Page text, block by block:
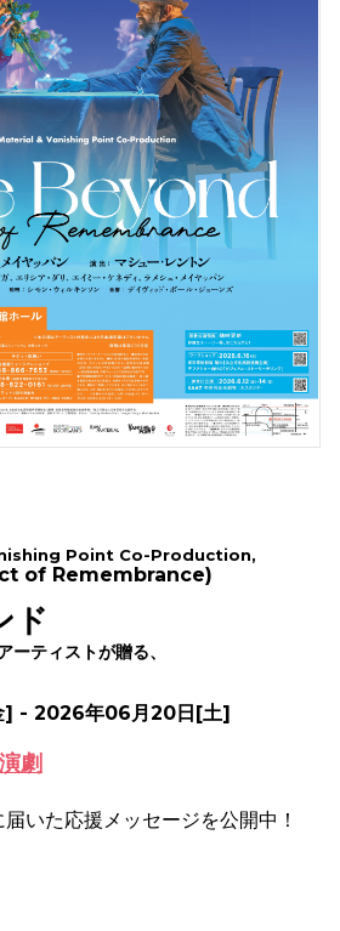
Point Co-Production,
of Remembrance)
ド
ーティストが贈る、
- 2026年06月20日[土]
演劇
いた応援メッセージを公開中！